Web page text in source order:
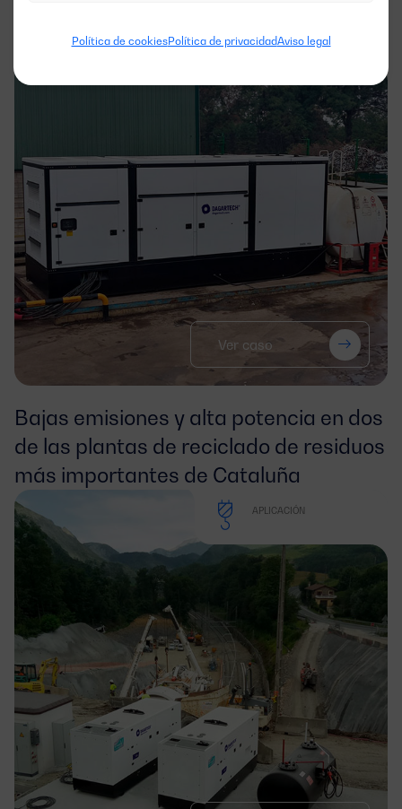
Política de cookiesPolítica de privacidadAviso legal
Ver caso
Bajas emisiones y alta potencia en dos
de las plantas de reciclado de residuos
más importantes de Cataluña
APLICACIÓN